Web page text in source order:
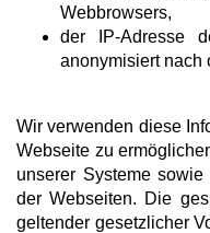
Webbrowsers,
der IP-Adresse
anonymisiert nach
Wir verwenden diese
Webseite zu
unserer Systeme
der Webseiten. Die
geltender gesetzlicher